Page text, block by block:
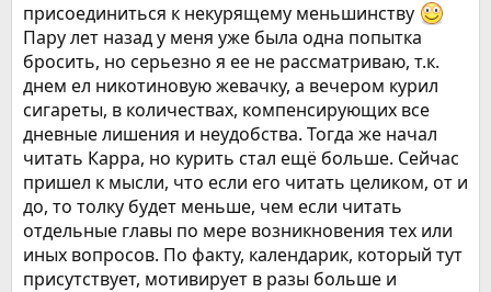
присоединиться к некурящему меньшинству
Пару лет назад у меня уже была одна попытка
бросить, но серьезно я ее не рассматриваю, т.к.
днем ел никотиновую жевачку, а вечером курил
сигареты, в количествах, компенсирующих все
дневные лишения и неудобства. Тогда же начал
читать Карра, но курить стал ещё больше. Сейчас
пришел к мысли, что если его читать целиком, от и
до, то толку будет меньше, чем если читать
отдельные главы по мере возникновения тех или
иных вопросов. По факту, календарик, который тут
присутствует, мотивирует в разы больше и